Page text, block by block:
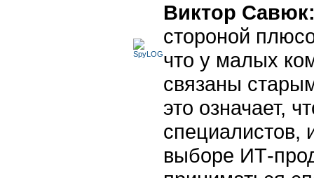
Виктор
стороной
что у малых
связаны
это означает,
специалистов,
выборе ИТ-